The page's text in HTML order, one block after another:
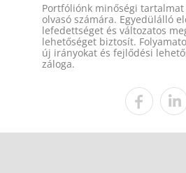
Portfóliónk minőségi
olvasó számára. Egyedülálló
lefedettséget és változatos
lehetőséget biztosít.
új irányokat és fejlődési
záloga.